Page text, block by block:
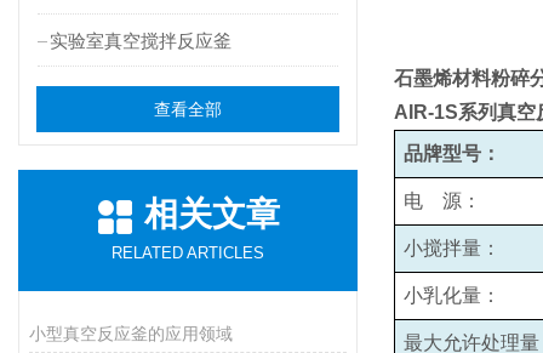
实验室真空搅拌反应釜
查看全部
相关文章
RELATED ARTICLES
小型真空反应釜的应用领域
石墨烯材料粉碎
AIR-1S系列真空
品牌型号：
电 源：
小搅拌量：
小乳化量：
最大允许处理量